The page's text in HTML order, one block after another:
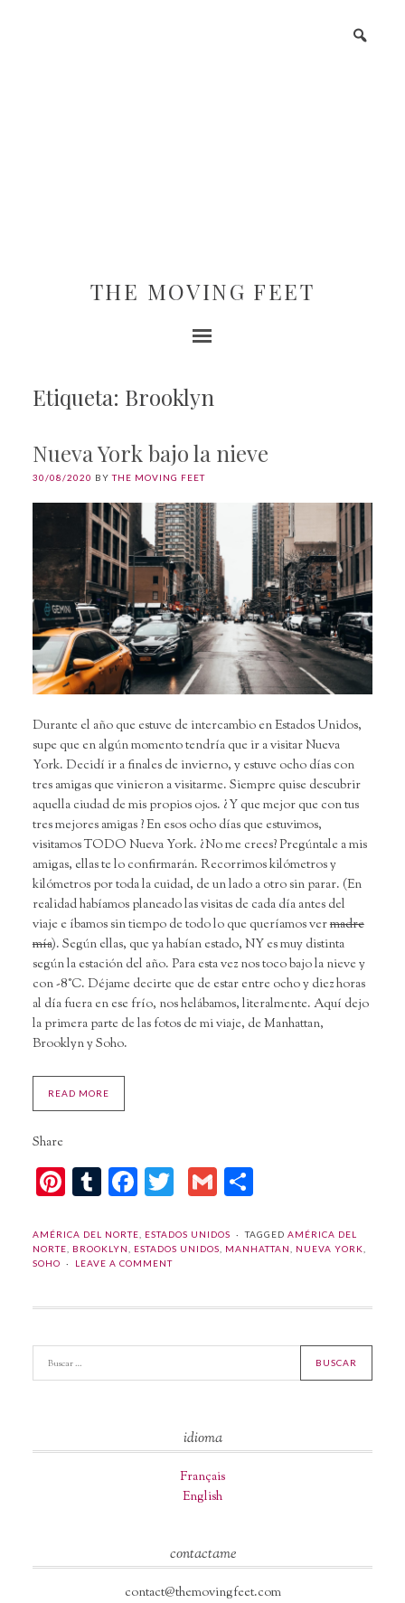
THE MOVING FEET
Etiqueta: Brooklyn
Nueva York bajo la nieve
30/08/2020 BYTHE MOVING FEET
Durante el año que estuve de intercambio en Estados Unidos,
supe que en algún momento tendría que ir a visitar Nueva
York. Decidí ir a finales de invierno, y estuve ocho días con
tres amigas que vinieron a visitarme. Siempre quise descubrir
aquella ciudad de mis propios ojos. ¿Y que mejor que con tus
tres mejores amigas ? En esos ocho días que estuvimos,
visitamos TODO Nueva York. ¿No me crees? Pregúntale a mis
amigas, ellas te lo confirmarán. Recorrimos kilómetros y
kilómetros por toda la cuidad, de un lado a otro sin parar. (En
realidad habíamos planeado las visitas de cada día antes del
viaje e íbamos sin tiempo de todo lo que queríamos vermadre
mía). Según ellas, que ya habían estado, NY es muy distinta
según la estación del año. Para esta vez nos toco bajo la nieve y
con -8°C. Déjame decirte que de estar entre ocho y diez horas
al día fuera en ese frío, nos helábamos, literalmente. Aquí dejo
la primera parte de las fotos de mi viaje, de Manhattan,
Brooklyn y Soho.
READ MORE
Share
Pinterest
Tumblr
Facebook
Twitter
GmailCompartir
AMÉRICA DEL NORTE ESTADOS UNIDOS TAGGED AMÉRICA DEL
NORTE
BROOKLYN ESTADOS UNIDOS MANHATTAN NUEVA YORK
SOHO
LEAVE A COMMENT
idioma
Français
English
contactame
contact@themovingfeet.com